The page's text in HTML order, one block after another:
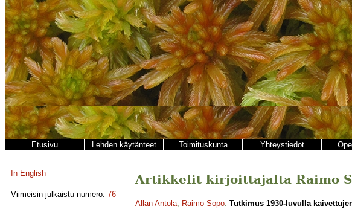
Etusivu Lehden käytänteet Toimituskunta Yhteystiedot
In English
Viimeisin julkaistu numero: 76
Artikkelit kirjoittajalta Raimo
Allan Antola, Raimo Sopo. Tutkimus 1930-luvulla